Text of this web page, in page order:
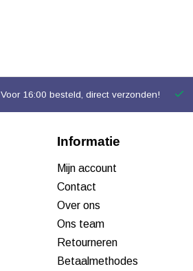
Voor 16:00 besteld, direct verzonden!
Informatie
Mijn account
Contact
Over ons
Ons team
Retourneren
Betaalmethodes